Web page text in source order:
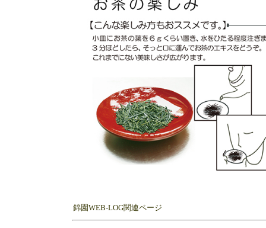
錦園WEB-LOG関連ページ